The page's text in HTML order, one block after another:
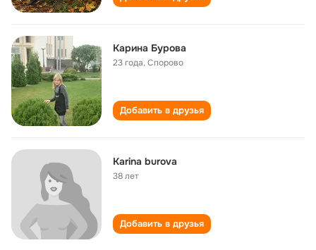
Карина Бурова
23 года,Спорово
Добавить в друзья
Karina burova
38 лет
Добавить в друзья